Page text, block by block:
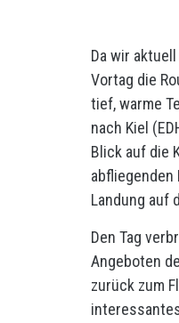
Da wir
Vortag die
tief, warme
nach Kiel
Blick auf die
Landung auf
Den Tag
Angeboten
zurück zum